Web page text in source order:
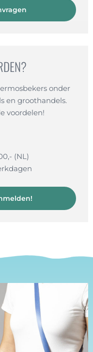
onder
en groothandels.
voordelen!
(NL)